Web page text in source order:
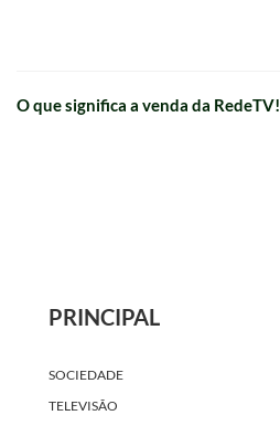
O que significa a venda da RedeTV!
PRINCIPAL
SOCIEDADE
TELEVISÃO